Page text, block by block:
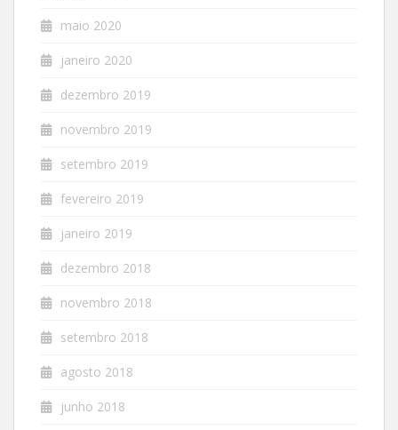
maio 2020
janeiro 2020
dezembro 2019
novembro 2019
setembro 2019
fevereiro 2019
janeiro 2019
dezembro 2018
novembro 2018
setembro 2018
agosto 2018
junho 2018